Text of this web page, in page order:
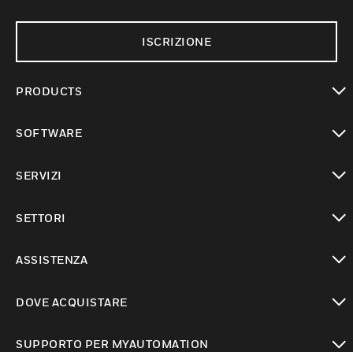
ISCRIZIONE
PRODUCTS
SOFTWARE
SERVIZI
SETTORI
ASSISTENZA
DOVE ACQUISTARE
SUPPORTO PER MYAUTOMATION